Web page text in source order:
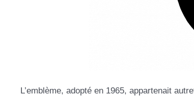
L’emblème, adopté en 1965, appartenait